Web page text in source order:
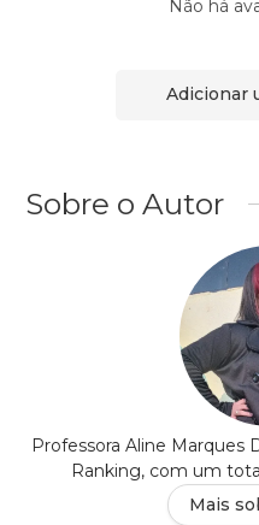
Não há
Adicionar
Sobre o Autor
Professora Aline Marques
Ranking, com um
Mais